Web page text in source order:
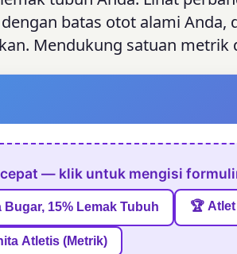
batas otot alami
Mendukung satuan
— klik untuk mengisi
Bugar, 15% Lemak Tubuh 🏆
Atletis (Metrik)